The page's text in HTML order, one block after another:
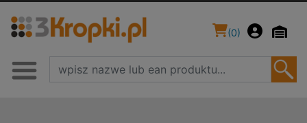
(0)